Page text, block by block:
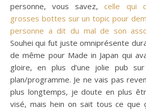
personne, vous savez,celle qui
grosses bottes sur un topic pour
personne a dit du mal de son
Souhei qui fut juste omniprésente
de même pour Made in Japan qui
gloire, en plus d’une jolie pub
plan/programme. Je ne vais pas
plus longtemps, je doute en plus
visé, mais hein on sait tous ce que